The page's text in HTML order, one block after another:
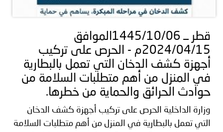
إنجازات
توعوية
الخدمات
الإلكترونية
صور
وفيديو
مجلة
أصداء
الأمانة
إعلانات
من
نحن
اتصل
قطر ــ 1445/10/06الموافق
2024/04/15م - الحرص على تركيب
أجهزة كشف الدخان التي تعمل بالبطارية
في المنزل من أهم متطلبات السلامة من
حوادث الحرائق والحماية من خطرها.
وزارة الداخلية الحرص على تركيب أجهزة كشف الدخان
التي تعمل بالبطارية في المنزل من أهم متطلبات السلامة